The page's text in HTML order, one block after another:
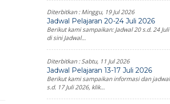
Diterbitkan :Minggu, 19 Jul 2026
Jadwal Pelajaran 20-24 Juli 2026
Berikut kami sampaikan: Jadwal 20 s.d. 24
di sini Jadwal...
Diterbitkan :Sabtu, 11 Jul 2026
Jadwal Pelajaran 13-17 Juli 2026
Berikut kami sampaikan informasi dan
s.d. 17 Juli 2026, klik...